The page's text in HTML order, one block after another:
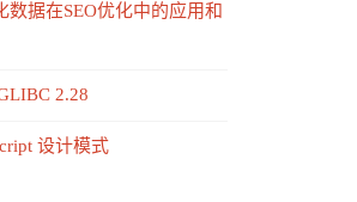
数据在SEO优化中的应用和
2.28
设计模式